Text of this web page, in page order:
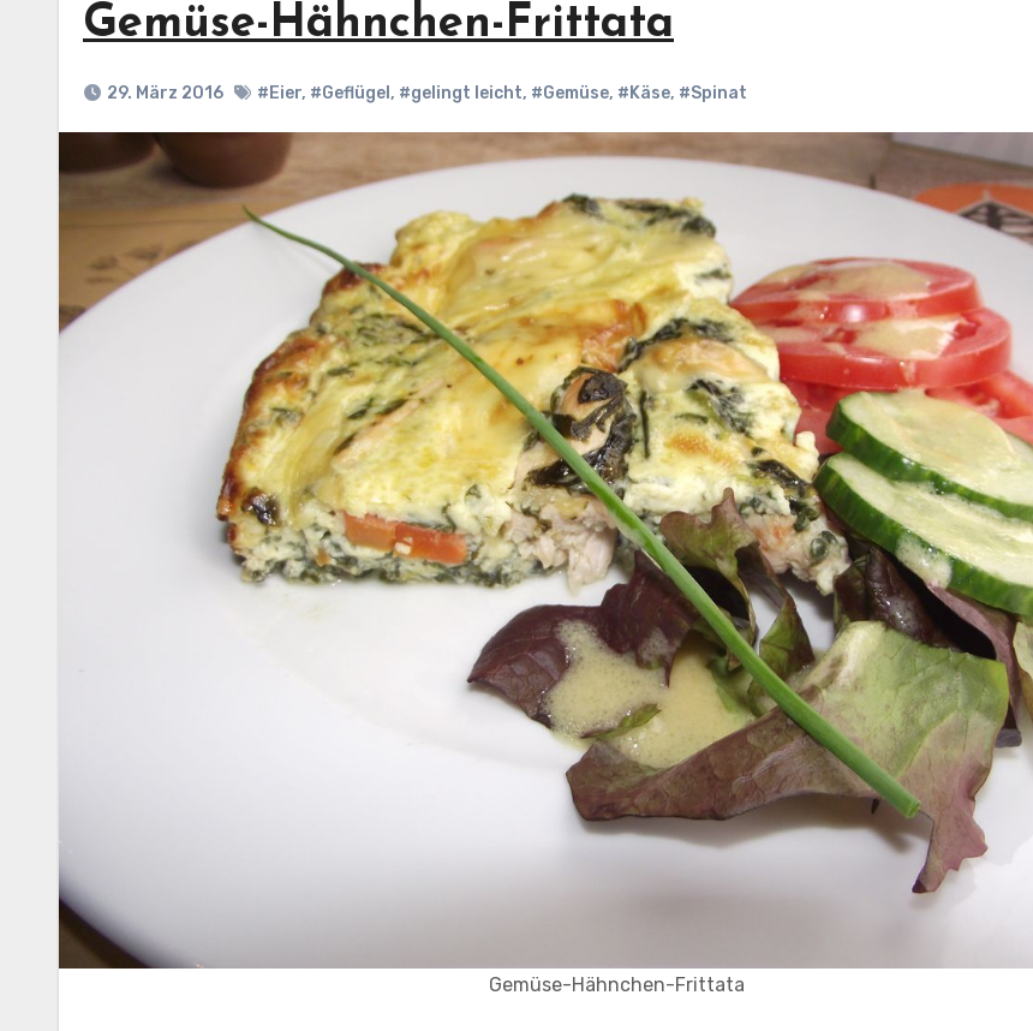
Gemüse-Hähnchen-Frittata
29. März 2016 #Eier, #Geflügel , #gelingt leicht, #Gemüse, #Käse, #Spinat
Gemüse-Hähnchen-Frittata